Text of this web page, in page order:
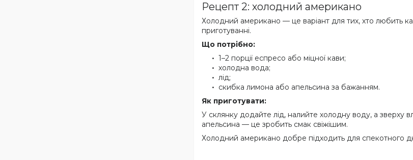
Рецепт 2: холодний американо
Холодний американо — це варіант для тих, хто любить
приготуванні.
Що потрібно:
1–2 порції еспресо або міцної кави;
холодна вода;
лід;
скибка лимона або апельсина за бажанням.
Як приготувати:
У склянку додайте лід, налийте холодну воду, а
апельсина — це зробить смак свіжішим.
Холодний американо добре підходить для спекотного